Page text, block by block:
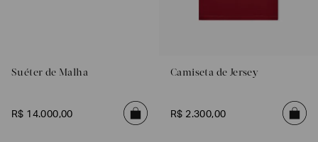
Suéter de Malha
R$ 14.000,00
Camiseta de Jersey
R$ 2.300,00
DATA